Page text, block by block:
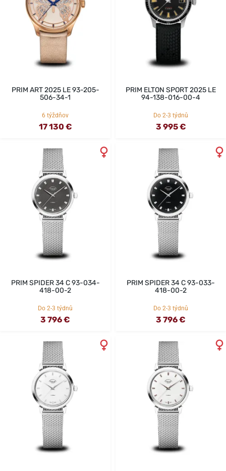
PRIM ART 2025 LE 93-205-
506-34-1
6 týždňov
17 130 €
PRIM ELTON SPORT 2025 LE
94-138-016-00-4
Do 2-3 týdnů
3 995 €
PRIM SPIDER 34 C 93-034-
418-00-2
Do 2-3 týdnů
3 796 €
PRIM SPIDER 34 C 93-033-
418-00-2
Do 2-3 týdnů
3 796 €